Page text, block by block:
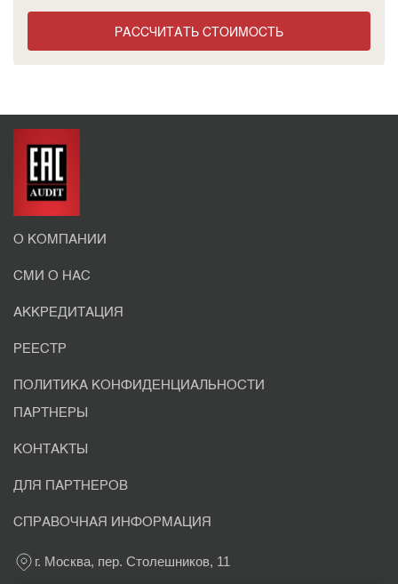
РАССЧИТАТЬ СТОИМОСТЬ
О КОМПАНИИ
СМИ О НАС
АККРЕДИТАЦИЯ
РЕЕСТР
ПОЛИТИКА КОНФИДЕНЦИАЛЬНОСТИ
ПАРТНЕРЫ
КОНТАКТЫ
ДЛЯ ПАРТНЕРОВ
СПРАВОЧНАЯ ИНФОРМАЦИЯ
г. Москва, пер. Столешников, 11